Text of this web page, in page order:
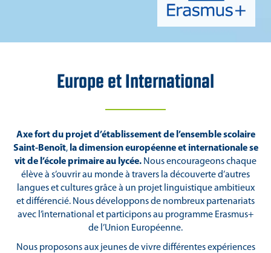
Europe et International
Axe fort du projet d’établissement de l’ensemble scolaire
Saint-Benoît, la dimension européenne et internationale se
vit de l’école primaire au lycée. Nous encourageons chaque
élève à s’ouvrir au monde à travers la découverte d’autres
langues et cultures grâce à un projet linguistique ambitieux
et différencié. Nous développons de nombreux partenariats
avec l’international et participons au programme Erasmus+
de l’Union Européenne.
Nous proposons aux jeunes de vivre différentes expériences